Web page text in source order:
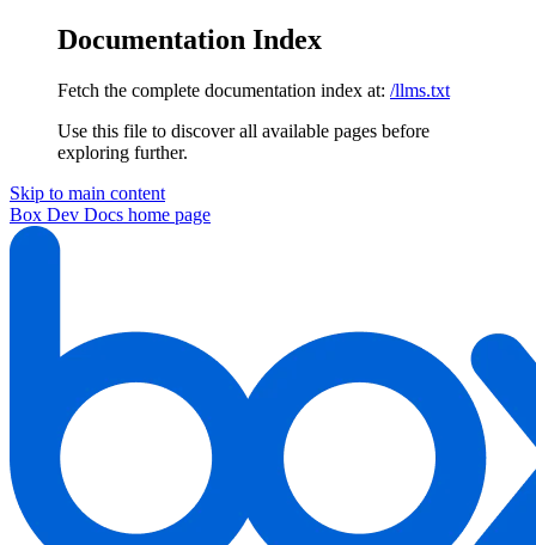
Documentation Index
Fetch the complete documentation index at: /llms.txt
Use this file to discover all available pages before
exploring further.
Skip to main content
Box Dev Docs home page